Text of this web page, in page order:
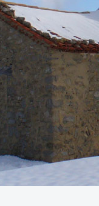
este sábado